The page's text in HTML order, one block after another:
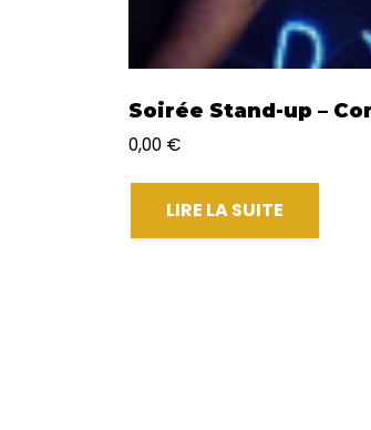
Soirée Stand-up –
0,00 €
LIRE LA SUITE